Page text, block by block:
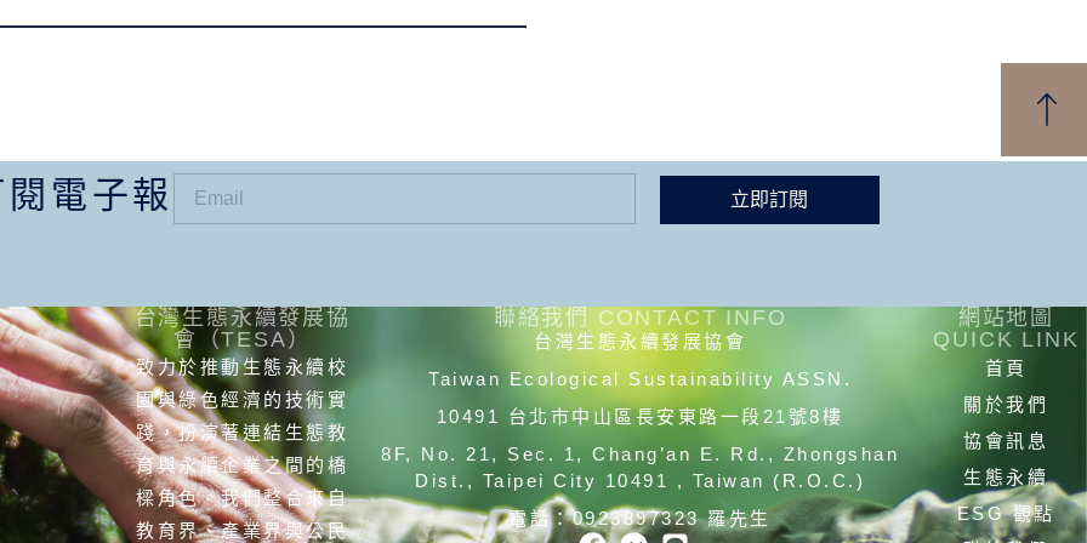
電子報 立即訂閱
台灣生態永續發展協
會（TESA）
致力於推動生態永續校
園與綠色經濟的技術實
踐，扮演著連結生態教
育與永續企業之間的橋
樑角色。我們整合來自
教育界、產業界與公民
聯絡我們 CONTACT INFO
台灣生態永續發展協會
Taiwan Ecological Sustainability ASSN.
10491 台北市中山區長安東路一段21號8樓
8F, No. 21, Sec. 1, Chang’an E. Rd., Zhongshan
Dist., Taipei City 10491 , Taiwan (R.O.C.)
電話：0923897323 羅先生
網站地圖
QUICK LINK
首頁
關於我們
協會訊息
生態永續
ESG 觀點